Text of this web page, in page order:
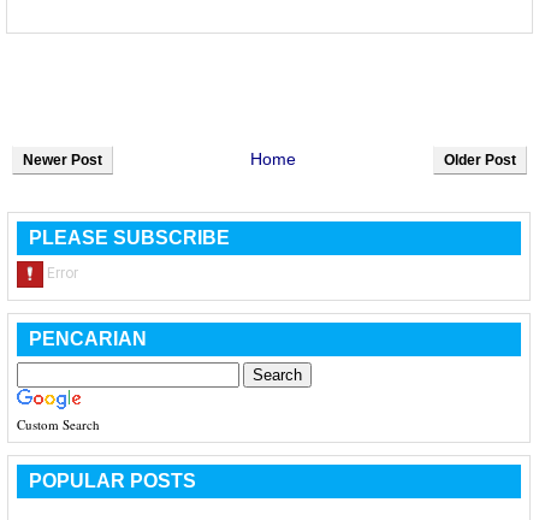
Newer Post Older Post
Home
PLEASE SUBSCRIBE
PENCARIAN
Custom Search
POPULAR POSTS